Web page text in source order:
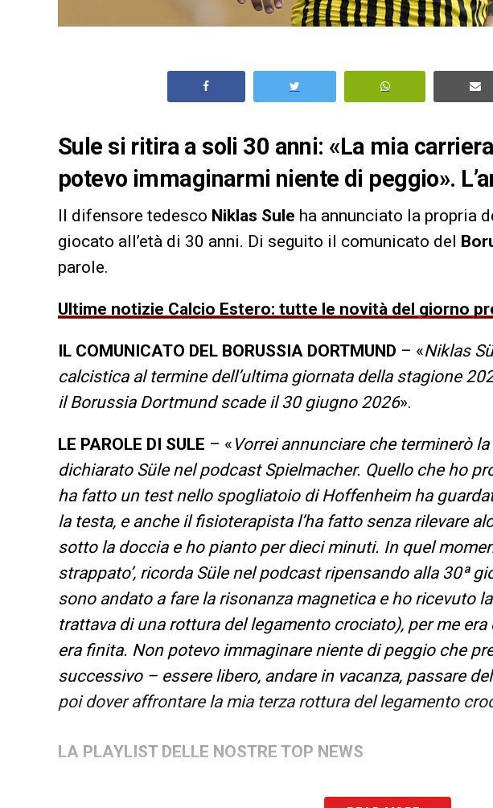
Sule si ritira a soli 30 anni: «La mia
potevo immaginarmi niente di peggio».
Il difensore tedesco Niklas Sule ha annunciato la propria
giocato all’età di 30 anni. Di seguito il comunicato del
parole.
Ultime notizie Calcio Estero: tutte le novità del giorno
IL COMUNICATO DEL BORUSSIA DORTMUND – «Niklas
calcistica al termine dell’ultima giornata della stagione
il Borussia Dortmund scade il 30 giugno 2026».
LE PAROLE DI SULE – « Vorrei annunciare che terminerò
dichiarato Süle nel podcast Spielmacher. Quello che ho
ha fatto un test nello spogliatoio di Hoffenheim ha
la testa, e anche il fisioterapista l’ha fatto senza rilevare
sotto la doccia e ho pianto per dieci minuti. In quel
strappato’, ricorda Süle nel podcast ripensando alla 30ª
sono andato a fare la risonanza magnetica e ho ricevuto
trattava di una rottura del legamento crociato), per me
era finita. Non potevo immaginare niente di peggio che
successivo – essere libero, andare in vacanza, passare
poi dover affrontare la mia terza rottura del legamento
LA PLAYLIST DELLE NOSTRE TOP NEWS